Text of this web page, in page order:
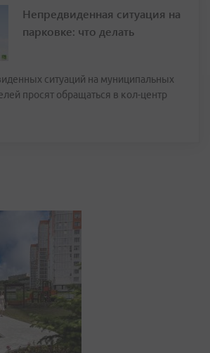
Непредвиденная ситуация на
парковке: что делать
ситуаций на муниципальных
просят обращаться в кол-центр